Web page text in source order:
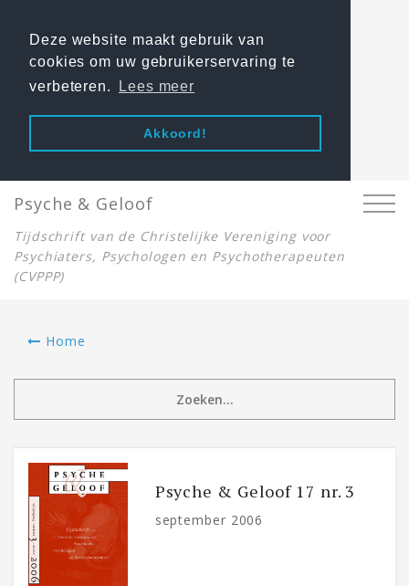
Deze website maakt gebruik van
cookies om uw gebruikerservaring te
verbeteren.
Lees meer
Akkoord!
Psyche & Geloof
Tijdschrift van de Christelijke Vereniging voor
Psychiaters, Psychologen en Psychotherapeuten
(CVPPP)
Home
Psyche & Geloof 17 nr. 3
september 2006